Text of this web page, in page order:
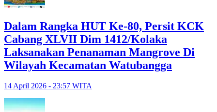
Dalam Rangka HUT Ke-80, Persit KCK
Cabang XLVII Dim 1412/Kolaka
Laksanakan Penanaman Mangrove Di
Wilayah Kecamatan Watubangga
14 April 2026 - 23:57 WITA